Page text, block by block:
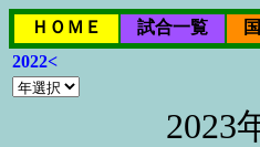
ＨＯＭＥ 試合一覧
2022<
2023